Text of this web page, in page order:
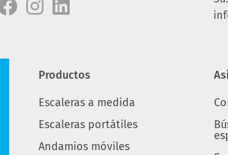
Productos
Escaleras a medida
Escaleras portátiles
Andamios móviles